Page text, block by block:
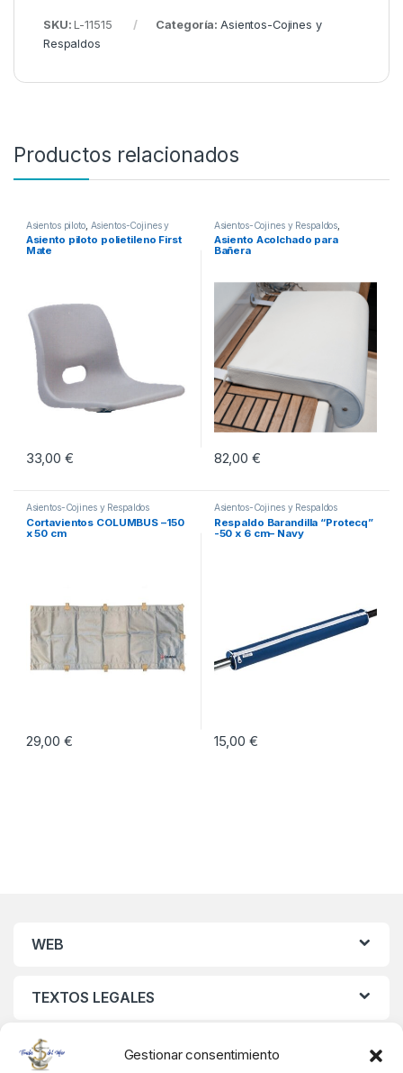
Gestionar consentimiento
SKU:L-11515 Categoría:Asientos-Cojines y
Respaldos
Productos relacionados
Asientos piloto, Asientos-Cojines y
Respaldos
Asiento piloto polietileno First
Mate
33,00 €
Asientos-Cojines y Respaldos
Defensas Proa-Popa
Asiento Acolchado para
Bañera
82,00 €
Asientos-Cojines y Respaldos
Cortavientos COLUMBUS –150
x 50 cm
29,00 €
Asientos-Cojines y Respaldos
Respaldo Barandilla “Protecq”
-50 x 6 cm– Navy
15,00 €
WEB
TEXTOS LEGALES
MIS DATOS